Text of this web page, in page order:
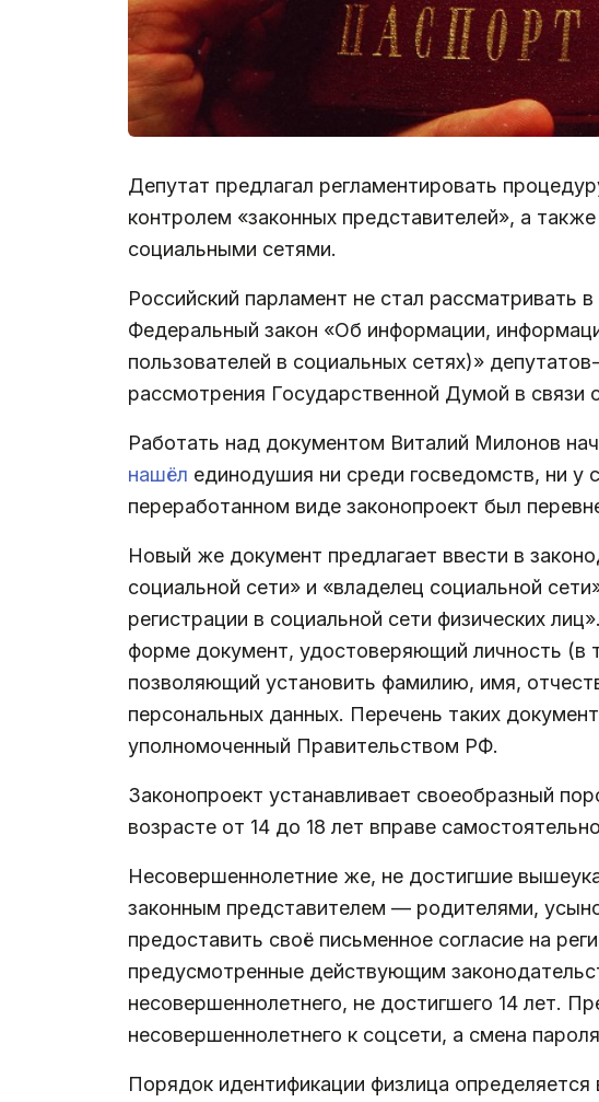
Депутат предлагал регламентировать
контролем «законных представителей», а
социальными сетями.
Российский парламент не стал рассматривать
Федеральный закон «Об информации,
пользователей в социальных сетях)»
рассмотрения Государственной Думой в связи
Работать над документом Виталий Милонов
нашёл единодушия ни среди госведомств, ни у
переработанном виде законопроект был
Новый же документ предлагает ввести в
социальной сети» и «владелец социальной
регистрации в социальной сети физических
форме документ, удостоверяющий личность (в
позволяющий установить фамилию, имя,
персональных данных. Перечень таких
уполномоченный Правительством РФ.
Законопроект устанавливает своеобразный
возрасте от 14 до 18 лет вправе
Несовершеннолетние же, не достигшие
законным представителем — родителями,
предоставить своё письменное согласие на
предусмотренные действующим
несовершеннолетнего, не достигшего 14 лет.
несовершеннолетнего к соцсети, а смена
Порядок идентификации физлица